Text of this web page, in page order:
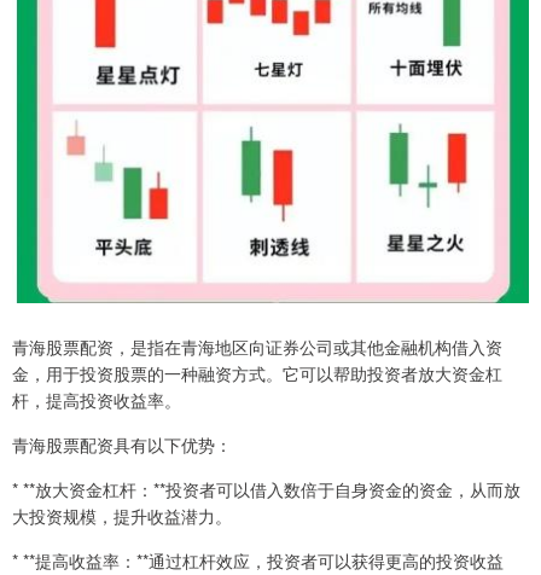
青海股票配资，是指在青海地区向证券公司或其他金融机构借入资
金，用于投资股票的一种融资方式。它可以帮助投资者放大资金杠
杆，提高投资收益率。
青海股票配资具有以下优势：
* **放大资金杠杆：**投资者可以借入数倍于自身资金的资金，从而放
大投资规模，提升收益潜力。
* **提高收益率：**通过杠杆效应，投资者可以获得更高的投资收益